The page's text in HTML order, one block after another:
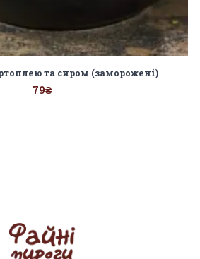
та сиром (заморожені)
79₴